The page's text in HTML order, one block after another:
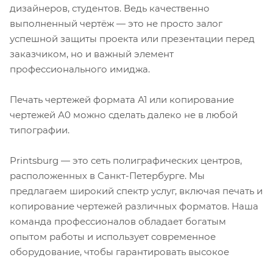
дизайнеров, студентов. Ведь качественно
выполненный чертёж — это не просто залог
успешной защиты проекта или презентации перед
заказчиком, но и важный элемент
профессионального имиджа.
Печать чертежей формата А1 или копирование
чертежей А0 можно сделать далеко не в любой
типографии.
Printsburg — это сеть полиграфических центров,
расположенных в Санкт-Петербурге. Мы
предлагаем широкий спектр услуг, включая печать и
копирование чертежей различных форматов. Наша
команда профессионалов обладает богатым
опытом работы и использует современное
оборудование, чтобы гарантировать высокое